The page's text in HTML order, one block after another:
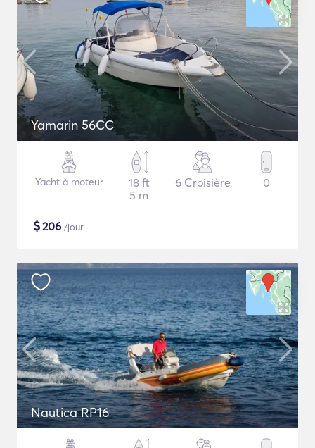
Yamarin 56CC
Yacht à moteur
18 ft
5 m
6 Croisière 0
$206 /jour
Nautica RP16